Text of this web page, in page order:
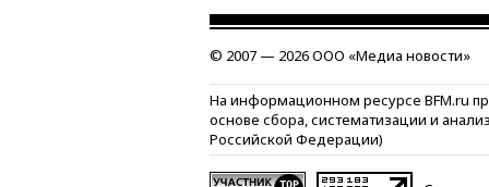
© 2007 — 2026 ООО «Медиа новости»
На информационном ресурсе BFM.ru
основе сбора, систематизации и
Российской Федерации)